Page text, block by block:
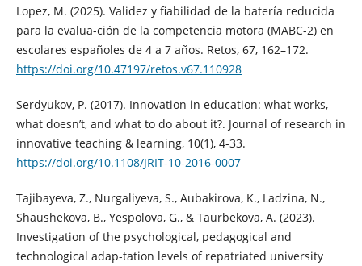
Lopez, M. (2025). Validez y fiabilidad de la batería reducida
para la evalua-ción de la competencia motora (MABC-2) en
escolares españoles de 4 a 7 años. Retos, 67, 162–172.
https://doi.org/10.47197/retos.v67.110928
Serdyukov, P. (2017). Innovation in education: what works,
what doesn’t, and what to do about it?. Journal of research in
innovative teaching & learning, 10(1), 4-33.
https://doi.org/10.1108/JRIT-10-2016-0007
Tajibayeva, Z., Nurgaliyeva, S., Aubakirova, K., Ladzina, N.,
Shaushekova, B., Yespolova, G., & Taurbekova, A. (2023).
Investigation of the psychological, pedagogical and
technological adap-tation levels of repatriated university